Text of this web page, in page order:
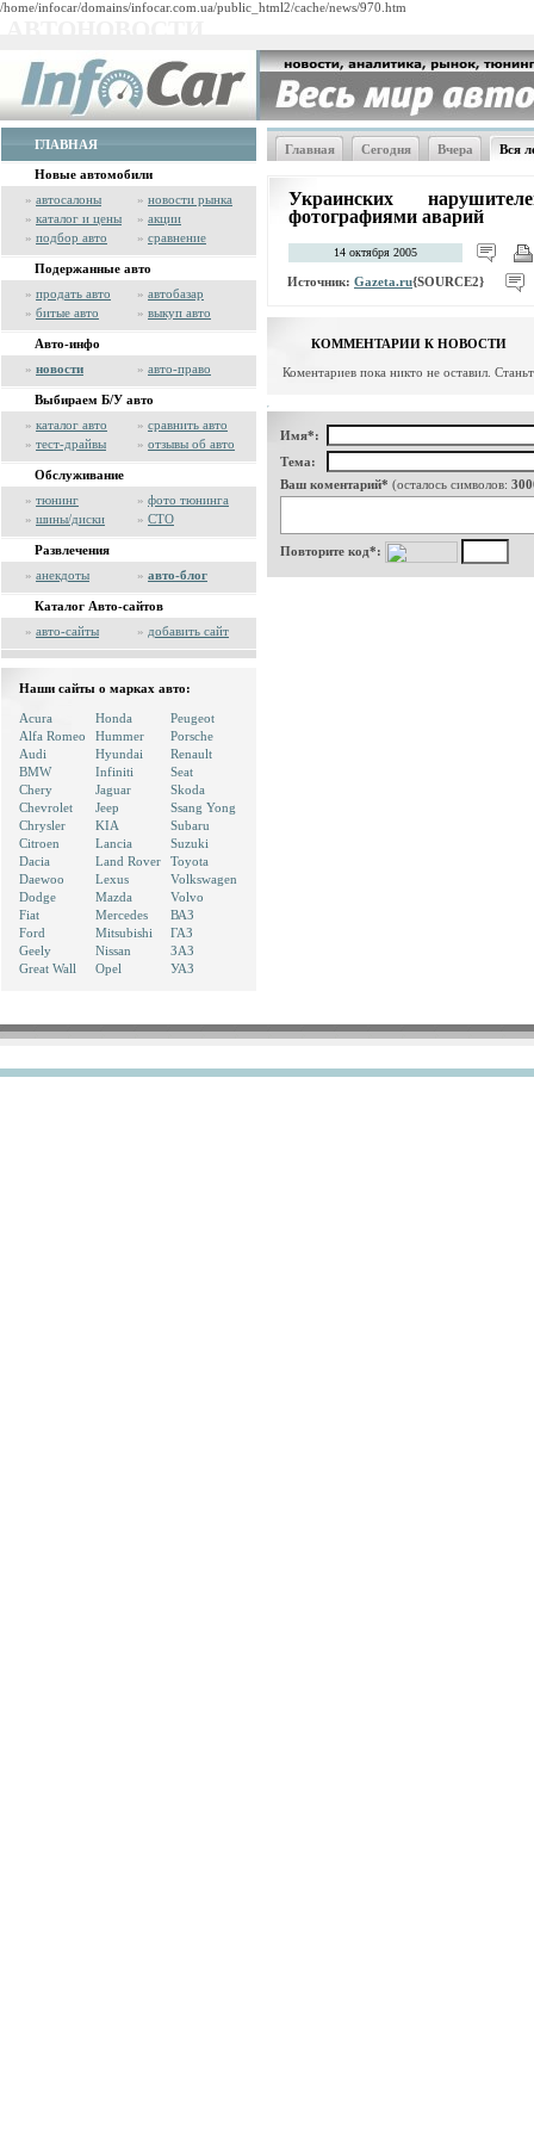
/home/infocar/domains/infocar.com.ua/public_html2/cache/news/970.htm
ГЛАВНАЯ
Новые автомобили
» автосалоны » новости рынка
» каталог и цены » акции
» подбор авто » сравнение
Подержанные авто
» продать авто » автобазар
» битые авто » выкуп авто
Авто-инфо
» новости » авто-право
Выбираем Б/У авто
» каталог авто » сравнить авто
» тест-драйвы » отзывы об авто
Обслуживание
» тюнинг » фото тюнинга
» шины/диски » СТО
Развлечения
» анекдоты » авто-блог
Каталог Авто-сайтов
» авто-сайты » добавить сайт
Наши сайты о марках авто:
Acura
Alfa Romeo
Audi
BMW
Chery
Chevrolet
Chrysler
Citroen
Dacia
Daewoo
Dodge
Fiat
Ford
Geely
Great Wall
Honda
Hummer
Hyundai
Infiniti
Jaguar
Jeep
KIA
Lancia
Land Rover
Lexus
Mazda
Mercedes
Mitsubishi
Nissan
Opel
Peugeot
Porsche
Renault
Seat
Skoda
Ssang Yong
Subaru
Suzuki
Toyota
Volkswagen
Volvo
ВАЗ
ГАЗ
ЗАЗ
УАЗ
Главная Сегодня Вчера Вся
Украинских
фотографиями аварий
14 октября 2005
Источник: Gazeta.ru{SOURCE2}
КОММЕНТАРИИ К НОВОСТИ
Коментариев пока никто не оставил.
Имя*:
Тема:
Ваш коментарий* (осталось символов:
Повторите код*: